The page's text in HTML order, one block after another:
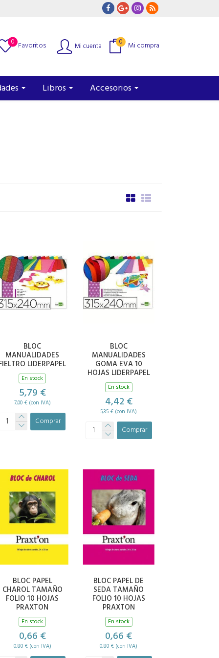
Favoritos
0 Mi cuenta Mi compra
0
Libros Accesorios
BLOC
MANUALIDADES
LIDERPAPEL
En stock
5,79 €
7,00 € (con IVA)
Comprar
BLOC
MANUALIDADES
GOMA EVA 10
HOJAS LIDERPAPEL
En stock
4,42 €
5,35 € (con IVA)
Comprar
BLOC PAPEL
CHAROL TAMAÑO
FOLIO 10 HOJAS
PRAXTON
En stock
0,66 €
0,80 € (con IVA)
BLOC PAPEL DE
SEDA TAMAÑO
FOLIO 10 HOJAS
PRAXTON
En stock
0,66 €
0,80 € (con IVA)